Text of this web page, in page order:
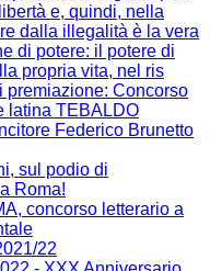
e, quindi, nella
dalla illegalità è la vera
di potere: il potere di
propria vita, nel ris
premiazione: Concorso
latina TEBALDO
Federico Brunetto
sul podio di
Roma!
concorso letterario a
22